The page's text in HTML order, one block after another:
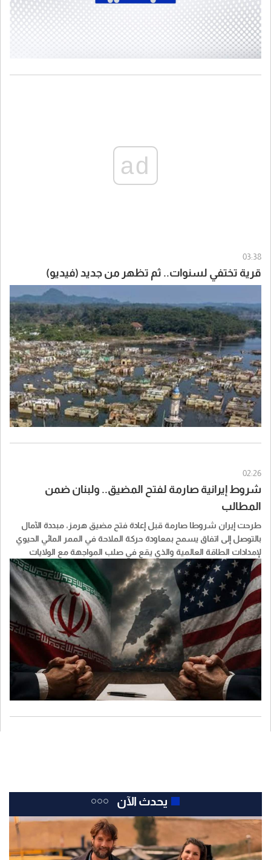
ad
03:38
قرية تختفي لسنوات.. ثم تظهر من جديد (فيديو)
02:26
شروط إيرانية صارمة لفتح المضيق.. ولبنان ضمن
المطالب
طرحت إيران شروطا صارمة قبل إعادة فتح مضيق هرمز، مبددة الآمال
بالتوصل إلى اتفاق يسمح بمعاودة حركة الملاحة في الممر المائي الحيوي
لإمدادات الطاقة العالمية والذي يقع في صلب المواجهة مع الولايات
المتحدة.
يحدث الآن